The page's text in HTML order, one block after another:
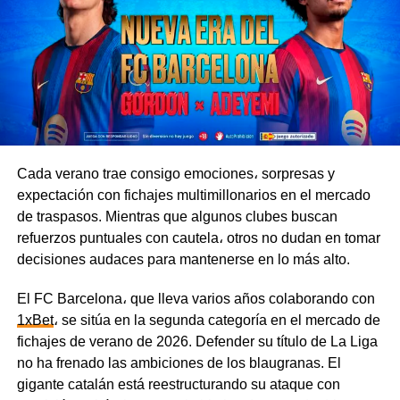
Boca llega al duelo contra Vélez en medio de una
apretada agenda, ya que el equipo participa en varias
competencias al mismo tiempo y tiene que repartir sus
esfuerzos entre la Primera División, la Copa Argentina y
la Copa Sudamericana. El Fortín, en cambio, está
completamente enfocado en sus compromisos en el país
El Xeneize buscará sumar tres puntos clave en casa, por
lo que tomará la iniciativa e irá al ataque con agresividad.
Por su parte, Vélez está bien organizado en el fondo y es
capaz de complicarle la vida a su rival con contraataques
Tigre vs. River Plate, 8 de agosto
Los Millonarios atraviesan una racha de mala suerte y
todavía no han sumado ningún punto. En sus tres
Cada verano trae consigo emociones، sorpresas y
expectación con fichajes multimillonarios en el mercado
de traspasos. Mientras que algunos clubes buscan
refuerzos puntuales con cautela، otros no dudan en tomar
decisiones audaces para mantenerse en lo más alto.
El FC Barcelona، que lleva varios años colaborando con
1xBet، se sitúa en la segunda categoría en el mercado de
fichajes de verano de 2026. Defender su título de La Liga
no ha frenado las ambiciones de los blaugranas. El
gigante catalán está reestructurando su ataque con